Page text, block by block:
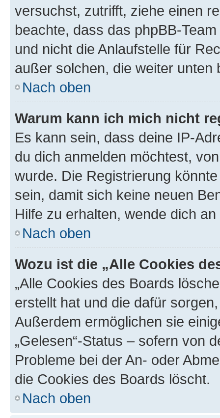
versuchst, zutrifft, ziehe einen
beachte, dass das phpBB-
und nicht die Anlaufstelle für
außer solchen, die weiter unten
Nach oben
Warum kann ich mich nicht
Es kann sein, dass deine IP-
du dich anmelden möchtest,
wurde. Die Registrierung
sein, damit sich keine neuen
Hilfe zu erhalten, wende dich
Nach oben
Wozu ist die „Alle Cookies
„Alle Cookies des Boards
erstellt hat und die dafür
Außerdem ermöglichen sie
„Gelesen“-Status – sofern von
Probleme bei der An- oder
die Cookies des Boards löscht.
Nach oben